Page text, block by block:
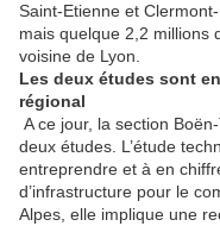
Saint-Etienne et
mais quelque 2,2 millions
voisine de Lyon.
Les deux études sont
régional
A ce jour, la section
deux études. L’étude
entreprendre et à en
d’infrastructure pour le
Alpes, elle implique une